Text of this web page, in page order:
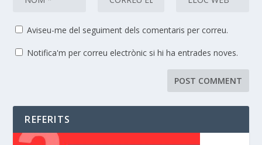
Aviseu-me del seguiment dels comentaris per correu.
Notifica'm per correu electrònic si hi ha entrades noves.
REFERITS